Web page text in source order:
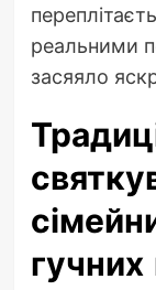
реальними
засяяло
гучних